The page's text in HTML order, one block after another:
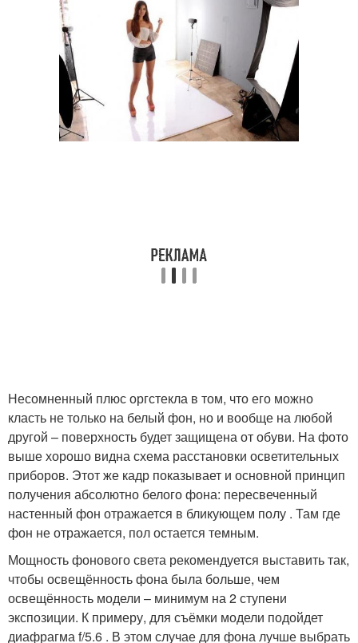
Несомненный плюс оргстекла в том, что его можно
класть не только на белый фон, но и вообще на любой
другой – поверхность будет защищена от обуви. На фото
выше хорошо видна схема расстановки осветительных
приборов. Этот же кадр показывает и основной принцип
получения абсолютно белого фона: пересвеченный
настенный фон отражается в бликующем полу . Там где
фон не отражается, пол остается темным.
Мощность фонового света рекомендуется выставить так,
чтобы освещённость фона была больше, чем
освещённость модели – минимум на 2 ступени
экспозиции. К примеру, для съёмки модели подойдет
диафрагма f/5.6 . В этом случае для фона лучше выбрать